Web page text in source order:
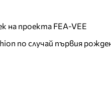
на проекта FEA-VEE
по случай първия